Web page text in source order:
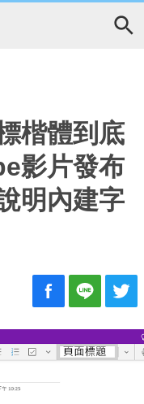
楷體到底
影片發布
明內建字